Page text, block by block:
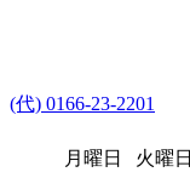
(代) 0166-23-2201
月曜日 火曜日